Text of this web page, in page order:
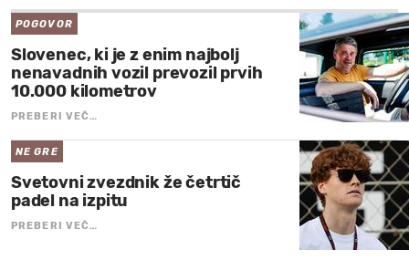
POGOVOR
Slovenec, ki je z enim najbolj
nenavadnih vozil prevozil prvih
10.000 kilometrov
PREBERI VEČ…
NE GRE
Svetovni zvezdnik že četrtič
padel na izpitu
PREBERI VEČ…